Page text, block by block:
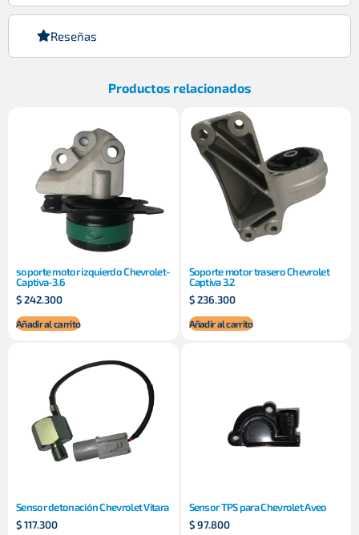
Reseñas
Productos relacionados
soporte motor izquierdo Chevrolet-
Captiva-3.6
$242.300
Añadir al carrito
Soporte motor trasero Chevrolet
Captiva 3.2
$236.300
Añadir al carrito
Sensor detonación Chevrolet Vitara
$117.300
Sensor TPS para Chevrolet Aveo
$97.800